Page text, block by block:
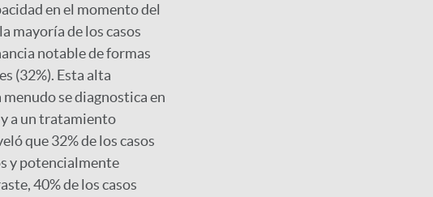
en el momento del
mayoría de los casos
notable de formas
(32%). Esta alta
se diagnostica en
a un tratamiento
que 32% de los casos
y potencialmente
40% de los casos